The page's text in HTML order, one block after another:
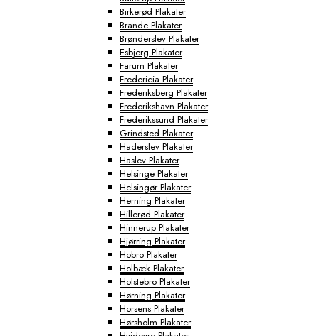
Birkerød Plakater
Brande Plakater
Brønderslev Plakater
Esbjerg Plakater
Farum Plakater
Fredericia Plakater
Frederiksberg Plakater
Frederikshavn Plakater
Frederikssund Plakater
Grindsted Plakater
Haderslev Plakater
Haslev Plakater
Helsinge Plakater
Helsingør Plakater
Herning Plakater
Hillerød Plakater
Hinnerup Plakater
Hjørring Plakater
Hobro Plakater
Holbæk Plakater
Holstebro Plakater
Hørning Plakater
Horsens Plakater
Hørsholm Plakater